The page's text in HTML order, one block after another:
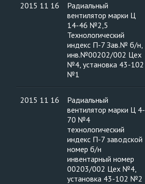
2015 11 16
Радиальный
вентилятор марки Ц
14-46 №2,5
Технологический
индекс П-7 Зав.№ б/н,
инв.№00202/002 Цех
№4, установка 43-102
№1
2015 11 16
Радиальный
вентилятор марки Ц 4-
70 №4
технологический
индекс П-7 заводской
номер б/н
инвентарный номер
00203/002 Цех №4,
установка 43-102 №2